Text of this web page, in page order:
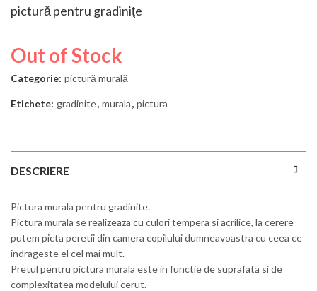
pictură pentru gradiniţe
Out of Stock
Categorie: pictură murală
Etichete: gradinite, murala, pictura
DESCRIERE
Pictura murala pentru gradinite.
Pictura murala se realizeaza cu culori tempera si acrilice, la cerere
putem picta peretii din camera copilului dumneavoastra cu ceea ce
indrageste el cel mai mult.
Pretul pentru pictura murala este in functie de suprafata si de
complexitatea modelului cerut.